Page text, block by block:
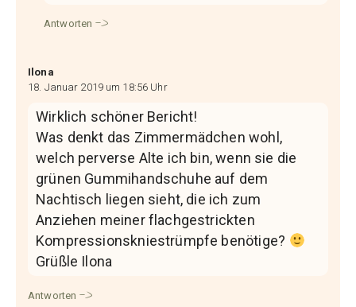
Antworten
Ilona
18. Januar 2019 um 18:56 Uhr
Wirklich schöner Bericht!
Was denkt das Zimmermädchen wohl,
welch perverse Alte ich bin, wenn sie die
grünen Gummihandschuhe auf dem
Nachtisch liegen sieht, die ich zum
Anziehen meiner flachgestrickten
Kompressionskniestrümpfe benötige?
Grüßle Ilona
Antworten